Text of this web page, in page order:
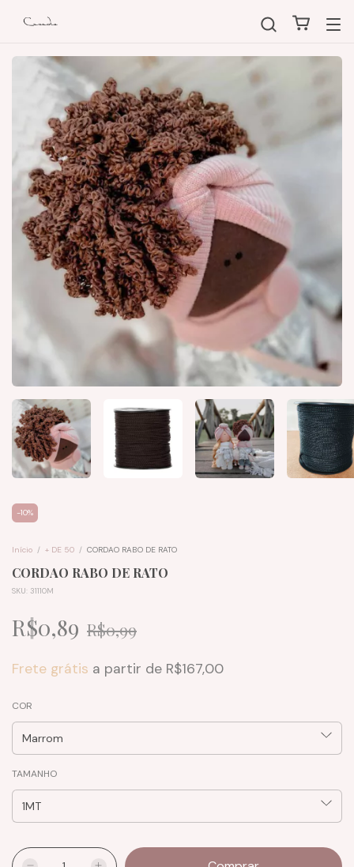
-10%
Início / + DE 50 / CORDAO RABO DE RATO
CORDAO RABO DE RATO
SKU: 31110M
R$0,89 R$0,99
Frete grátis a partir de R$167,00
COR
TAMANHO